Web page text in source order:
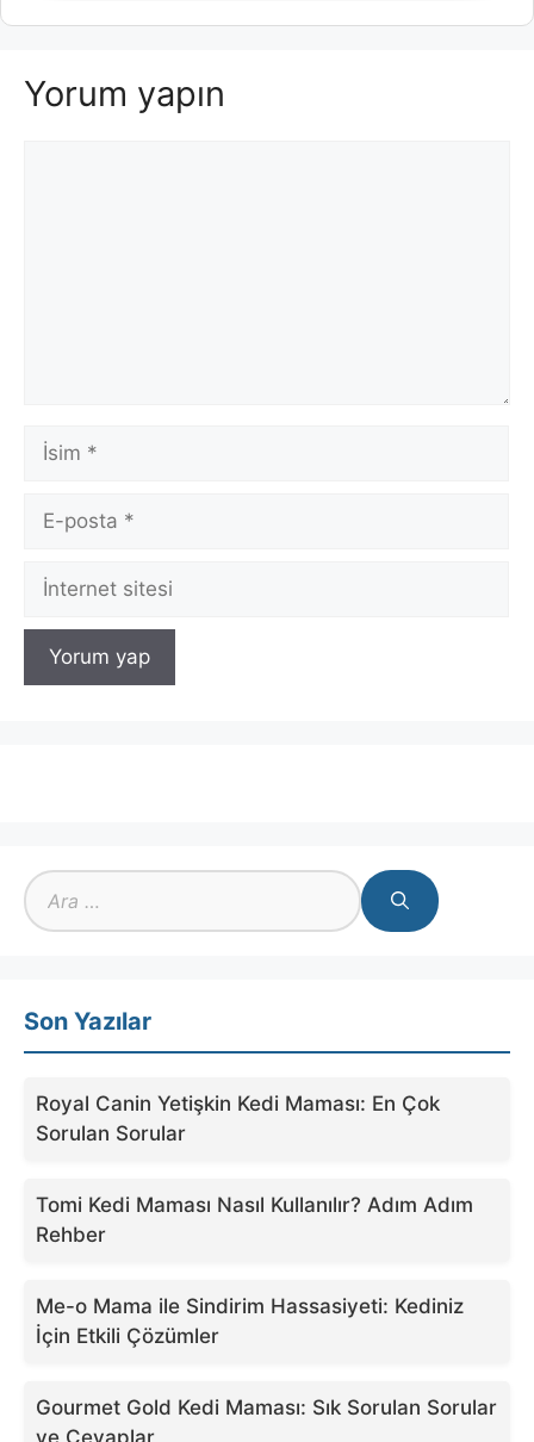
Yorum yapın
İsim
posta
İnternet
için
ara
Son Yazılar
Royal Canin Yetişkin Kedi Maması: En Çok
Sorulan Sorular
Tomi Kedi Maması Nasıl Kullanılır? Adım Adım
Rehber
Me-o Mama ile Sindirim Hassasiyeti: Kediniz
İçin Etkili Çözümler
Gourmet Gold Kedi Maması: Sık Sorulan Sorular